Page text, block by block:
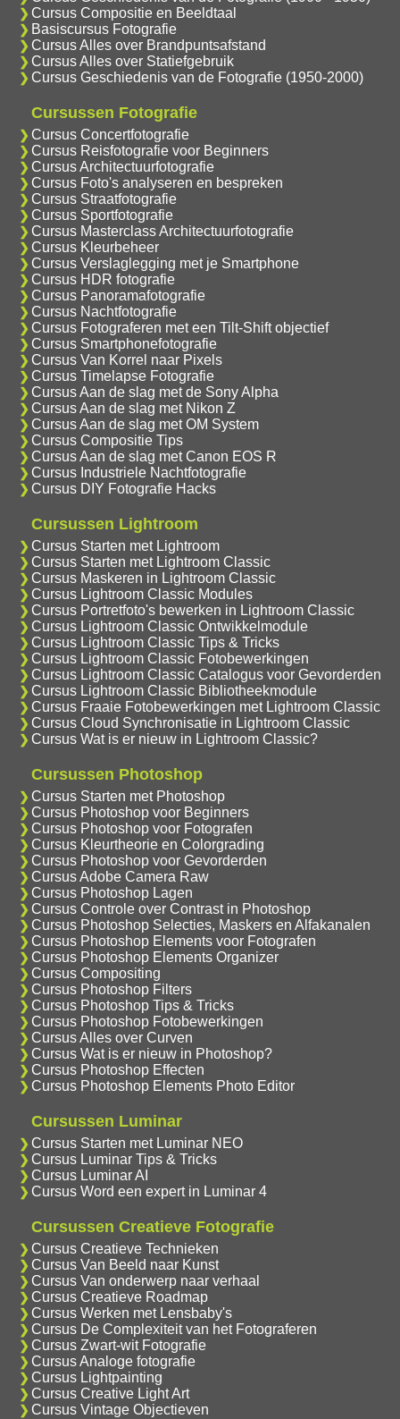
Cursus Compositie en Beeldtaal
Basiscursus Fotografie
Cursus Alles over Brandpuntsafstand
Cursus Alles over Statiefgebruik
Cursus Geschiedenis van de Fotografie (1950-2000)
Cursussen Fotografie
Cursus Concertfotografie
Cursus Reisfotografie voor Beginners
Cursus Architectuurfotografie
Cursus Foto's analyseren en bespreken
Cursus Straatfotografie
Cursus Sportfotografie
Cursus Masterclass Architectuurfotografie
Cursus Kleurbeheer
Cursus Verslaglegging met je Smartphone
Cursus HDR fotografie
Cursus Panoramafotografie
Cursus Nachtfotografie
Cursus Fotograferen met een Tilt-Shift objectief
Cursus Smartphonefotografie
Cursus Van Korrel naar Pixels
Cursus Timelapse Fotografie
Cursus Aan de slag met de Sony Alpha
Cursus Aan de slag met Nikon Z
Cursus Aan de slag met OM System
Cursus Compositie Tips
Cursus Aan de slag met Canon EOS R
Cursus Industriele Nachtfotografie
Cursus DIY Fotografie Hacks
Cursussen Lightroom
Cursus Starten met Lightroom
Cursus Starten met Lightroom Classic
Cursus Maskeren in Lightroom Classic
Cursus Lightroom Classic Modules
Cursus Portretfoto's bewerken in Lightroom Classic
Cursus Lightroom Classic Ontwikkelmodule
Cursus Lightroom Classic Tips & Tricks
Cursus Lightroom Classic Fotobewerkingen
Cursus Lightroom Classic Catalogus voor Gevorderden
Cursus Lightroom Classic Bibliotheekmodule
Cursus Fraaie Fotobewerkingen met Lightroom Classic
Cursus Cloud Synchronisatie in Lightroom Classic
Cursus Wat is er nieuw in Lightroom Classic?
Cursussen Photoshop
Cursus Starten met Photoshop
Cursus Photoshop voor Beginners
Cursus Photoshop voor Fotografen
Cursus Kleurtheorie en Colorgrading
Cursus Photoshop voor Gevorderden
Cursus Adobe Camera Raw
Cursus Photoshop Lagen
Cursus Controle over Contrast in Photoshop
Cursus Photoshop Selecties, Maskers en Alfakanalen
Cursus Photoshop Elements voor Fotografen
Cursus Photoshop Elements Organizer
Cursus Compositing
Cursus Photoshop Filters
Cursus Photoshop Tips & Tricks
Cursus Photoshop Fotobewerkingen
Cursus Alles over Curven
Cursus Wat is er nieuw in Photoshop?
Cursus Photoshop Effecten
Cursus Photoshop Elements Photo Editor
Cursussen Luminar
Cursus Starten met Luminar NEO
Cursus Luminar Tips & Tricks
Cursus Luminar AI
Cursus Word een expert in Luminar 4
Cursussen Creatieve Fotografie
Cursus Creatieve Technieken
Cursus Van Beeld naar Kunst
Cursus Van onderwerp naar verhaal
Cursus Creatieve Roadmap
Cursus Werken met Lensbaby's
Cursus De Complexiteit van het Fotograferen
Cursus Zwart-wit Fotografie
Cursus Analoge fotografie
Cursus Lightpainting
Cursus Creative Light Art
Cursus Vintage Objectieven